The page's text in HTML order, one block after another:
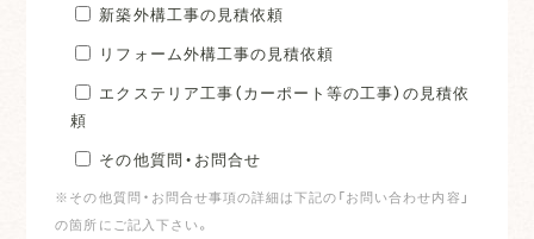
新築外構工事の見積依頼
リフォーム外構工事の見積依頼
エクステリア工事（カーポート等の工事）の見積依
頼
その他質問・お問合せ
※その他質問・お問合せ事項の詳細は下記の「お問い合わせ内容」
の箇所にご記入下さい。